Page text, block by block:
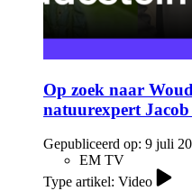
Op zoek naar
natuurexpert
Gepubliceerd op: 9 juli
EM TV
Type artikel: Video